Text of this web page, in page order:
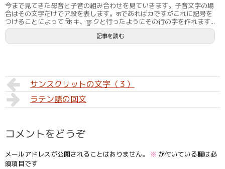
今まで見てきた母音と子音の組み合わせを見ていきます。子音文字の場
合はその文字だけでア段を表します。कであればカですがこれに記号を
つけることによって कि キ、कु クと行ったようにその行の字を作れます...
記事を読む
サンスクリットの文字（３）
ラテン語の回文
コメントをどうぞ
メールアドレスが公開されることはありません。 ※ が付いている欄は必
須項目です